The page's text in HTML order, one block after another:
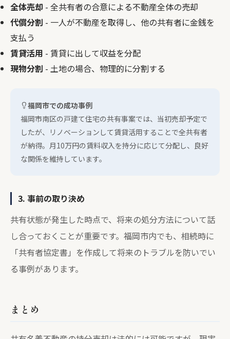
全体売却 - 全共有者の合意による不動産全体の売却
代償分割 - 一人が不動産を取得し、他の共有者に金銭を
支払う
賃貸活用 - 賃貸に出して収益を分配
現物分割 - 土地の場合、物理的に分割する
福岡市での成功事例
福岡市南区の戸建て住宅の共有事案では、当初売却予定で
したが、リノベーションして賃貸活用することで全共有者
が納得。月10万円の賃料収入を持分に応じて分配し、良好
な関係を維持しています。
3. 事前の取り決め
共有状態が発生した時点で、将来の処分方法について話
し合っておくことが重要です。福岡市内でも、相続時に
「共有者協定書」を作成して将来のトラブルを防いでい
る事例があります。
まとめ